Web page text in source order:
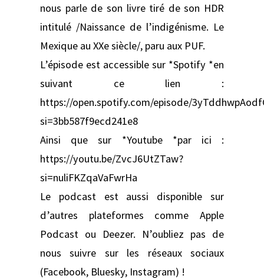
nous parle de son livre tiré de son HDR
intitulé /Naissance de l’indigénisme. Le
Mexique au XXe siècle/, paru aux PUF.
L’épisode est accessible sur *Spotify *en
suivant ce lien :
https://open.spotify.com/episode/
si=3bb587f9ecd241e8
Ainsi que sur *Youtube *par ici :
https://youtu.be/ZvcJ6UtZTaw?
si=nuliFKZqaVaFwrHa
Le podcast est aussi disponible sur
d’autres plateformes comme Apple
Podcast ou Deezer. N’oubliez pas de
nous suivre sur les réseaux sociaux
(Facebook, Bluesky, Instagram) !